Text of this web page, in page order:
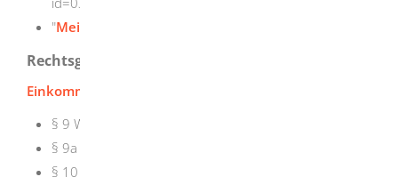
"Mein Elster
Rechtsgrundlage
Einkommensteuergesetz (EStG):
§ 9 Werbungskosten
§ 9a Pauschbeträge für Werbungskosten
§ 10 Sonderausgaben